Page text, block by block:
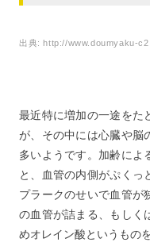
出典:http://www.doumyaku-
最近特に増加の一途をた
が、その中には心臓や脳
多いようです。加齢によ
と、血管の内側がぷくっ
プラークのせいで血管が
の血管が詰まる、もしく
めオレイン酸というもの